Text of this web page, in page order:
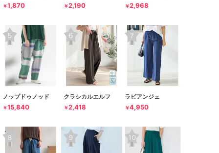
￥1,870 ￥2,190 ￥2,968
ノップドゥノッド
￥15,840
クラシカルエルフ
￥2,418
ラビアンジェ
￥4,950